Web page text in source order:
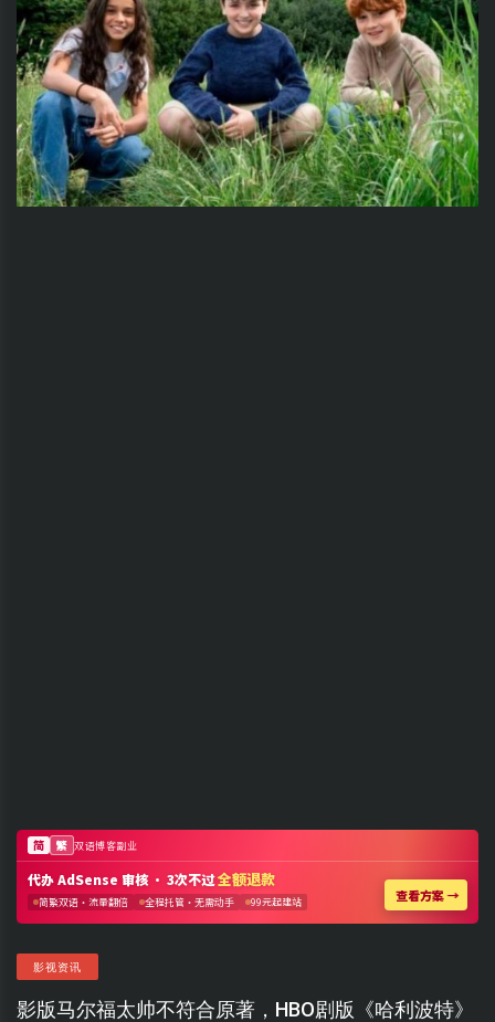
影视资讯
影版马尔福太帅不符合原著，HBO剧版《哈利波特》